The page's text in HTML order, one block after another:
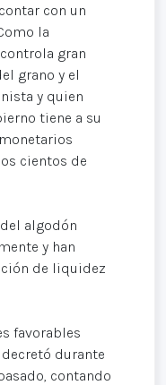
con un
la
gran
grano y el
y quien
tiene a su
cientos de
algodón
y han
de liquidez
favorables
durante
contando